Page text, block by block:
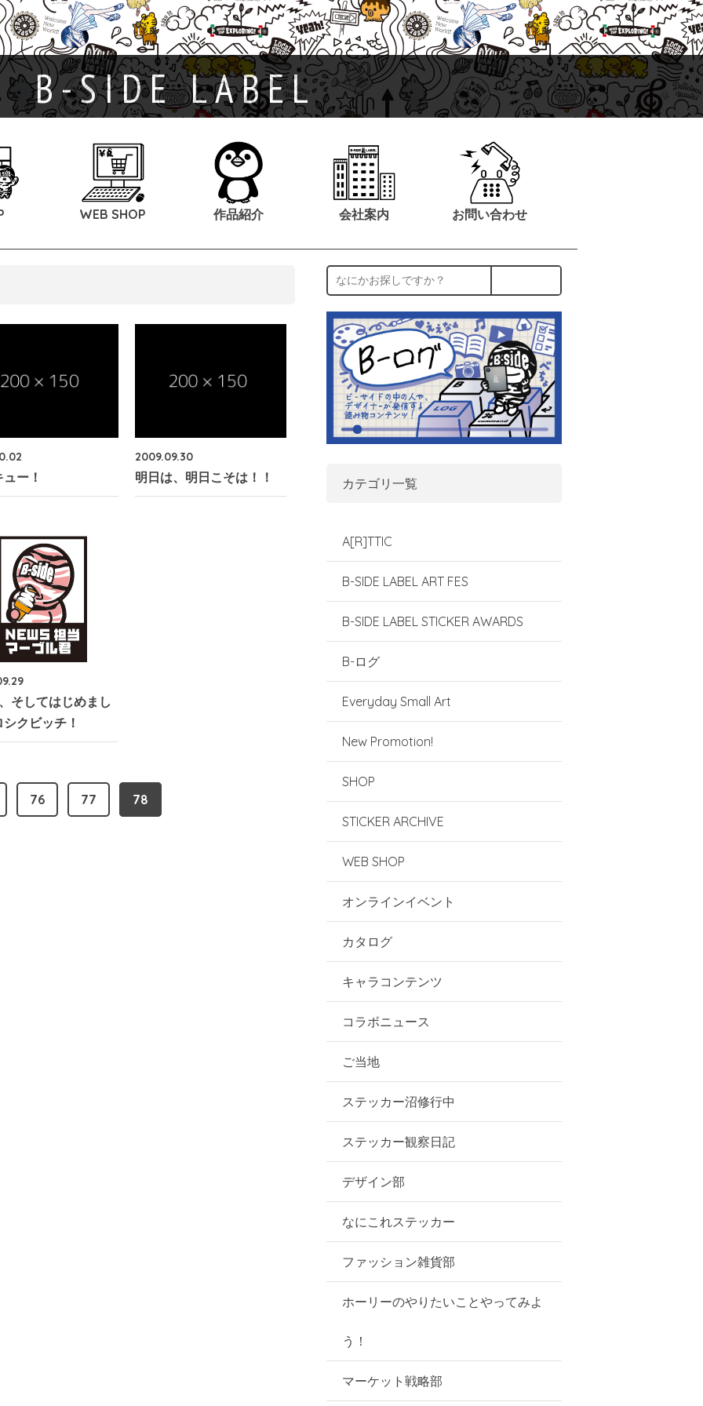
B-SIDE LABEL
WEB SHOP 作品紹介 会社案内 お問い合わせ
ー！
2009.09.30
明日は、明日こそは！！
そしてはじめまし
クビッチ！
76 77 78
カテゴリ一覧
A[R]TTIC
B-SIDE LABEL ART FES
B-SIDE LABEL STICKER AWARDS
B-ログ
Everyday Small Art
New Promotion!
SHOP
STICKER ARCHIVE
WEB SHOP
オンラインイベント
カタログ
キャラコンテンツ
コラボニュース
ご当地
ステッカー沼修行中
ステッカー観察日記
デザイン部
なにこれステッカー
ファッション雑貨部
ホーリーのやりたいことやってみよ
う！
マーケット戦略部